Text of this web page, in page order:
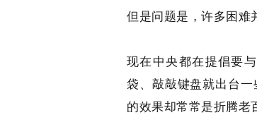
但是问题是，许多困难
现在中央都在提倡要
袋、敲敲键盘就出台
的效果却常常是折腾老